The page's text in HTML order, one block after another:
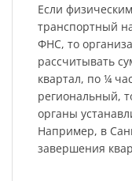
Если
транспортный
ФНС, то
рассчитывать
квартал, по ¼
региональный,
органы
Например, в
завершения